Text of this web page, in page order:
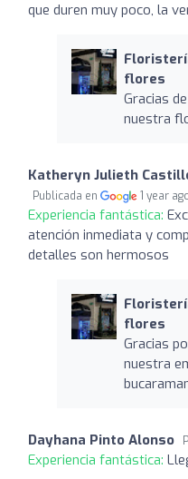
que duren muy poco, la
flores
Gracias
nuestra
Katheryn Julieth
Publicada en 1 year
Experiencia fantástica:
atención inmediata y
detalles son hermosos
flores
Gracias
nuestra
Dayhana Pinto Alonso
Experiencia fantástica: